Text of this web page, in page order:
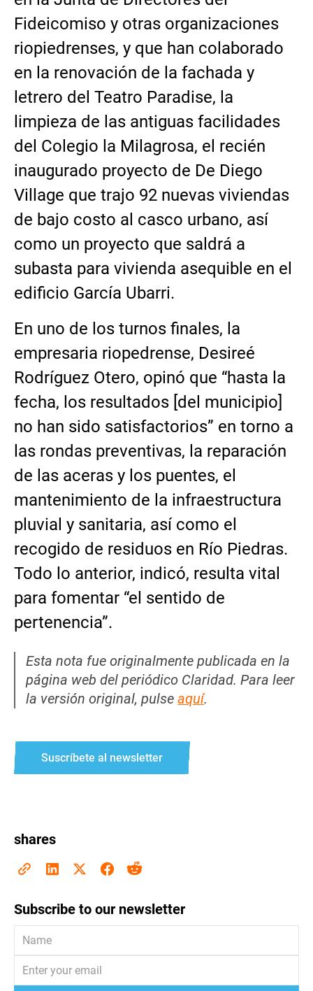
Fideicomiso y otras organizaciones
riopiedrenses, y que han colaborado
en la renovación de la fachada y
letrero del Teatro Paradise, la
limpieza de las antiguas facilidades
del Colegio la Milagrosa, el recién
inaugurado proyecto de De Diego
Village que trajo 92 nuevas viviendas
de bajo costo al casco urbano, así
como un proyecto que saldrá a
subasta para vivienda asequible en el
edificio García Ubarri.
En uno de los turnos finales, la
empresaria riopedrense, Desireé
Rodríguez Otero, opinó que “hasta la
fecha, los resultados [del municipio]
no han sido satisfactorios” en torno a
las rondas preventivas, la reparación
de las aceras y los puentes, el
mantenimiento de la infraestructura
pluvial y sanitaria, así como el
recogido de residuos en Río Piedras.
Todo lo anterior, indicó, resulta vital
para fomentar “el sentido de
pertenencia”.
Esta nota fue originalmente publicada en la
página web del periódico Claridad. Para leer
la versión original, pulseaquí.
Suscríbete al newsletter
shares
Subscribe to our newsletter